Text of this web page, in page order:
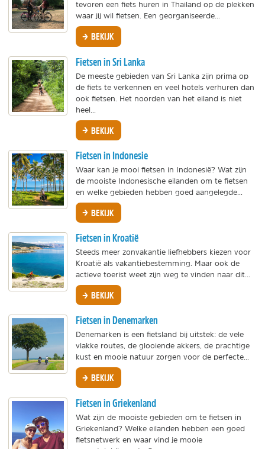
tevoren een fiets huren in Thailand op de plekken
waar jij wil fietsen. Een georganiseerde...
BEKIJK
Fietsen in Sri Lanka
De meeste gebieden van Sri Lanka zijn prima op
de fiets te verkennen en veel hotels verhuren dan
ook fietsen. Het noorden van het eiland is niet
heel...
BEKIJK
Fietsen in Indonesie
Waar kan je mooi fietsen in Indonesië? Wat zijn
de mooiste Indonesische eilanden om te fietsen
en welke gebieden hebben goed aangelegde...
BEKIJK
Fietsen in Kroatië
Steeds meer zonvakantie liefhebbers kiezen voor
Kroatië als vakantiebestemming. Maar ook de
actieve toerist weet zijn weg te vinden naar dit...
BEKIJK
Fietsen in Denemarken
Denemarken is een fietsland bij uitstek: de vele
vlakke routes, de glooiende akkers, de prachtige
kust en mooie natuur zorgen voor de perfecte...
BEKIJK
Fietsen in Griekenland
Wat zijn de mooiste gebieden om te fietsen in
Griekenland? Welke eilanden hebben een goed
fietsnetwerk en waar vind je mooie